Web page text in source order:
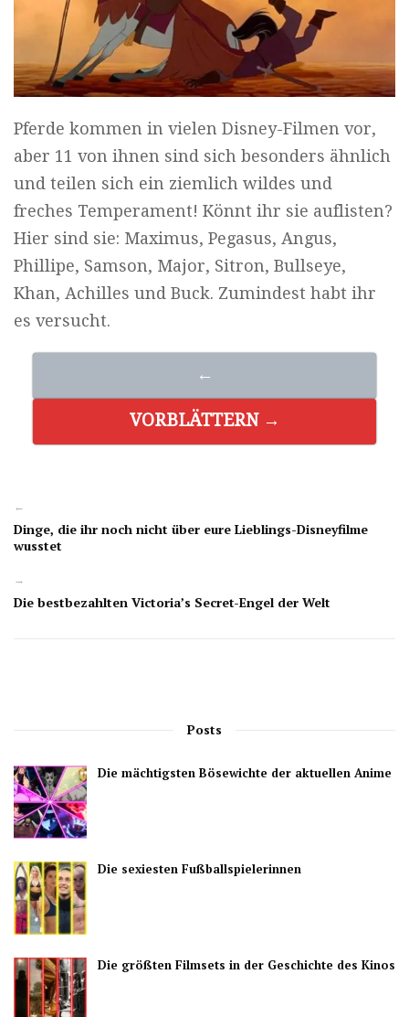
Pferde kommen in vielen Disney-Filmen vor,
aber 11 von ihnen sind sich besonders ähnlich
und teilen sich ein ziemlich wildes und
freches Temperament! Könnt ihr sie auflisten?
Hier sind sie: Maximus, Pegasus, Angus,
Phillipe, Samson, Major, Sitron, Bullseye,
Khan, Achilles und Buck. Zumindest habt ihr
es versucht.
←
VORBLÄTTERN →
←
Dinge, die ihr noch nicht über eure Lieblings-Disneyfilme
wusstet
→
Die bestbezahlten Victoria’s Secret-Engel der Welt
Posts
Die mächtigsten Bösewichte der aktuellen Anime
Die sexiesten Fußballspielerinnen
Die größten Filmsets in der Geschichte des Kinos